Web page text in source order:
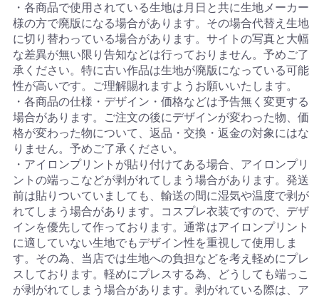
・各商品で使用されている生地は月日と共に生地メーカー
様の方で廃版になる場合があります。その場合代替え生地
に切り替わっている場合があります。サイトの写真と大幅
な差異が無い限り告知などは行っておりません。予めご了
承ください。特に古い作品は生地が廃版になっている可能
性が高いです。ご理解賜れますようお願いいたします。
・各商品の仕様・デザイン・価格などは予告無く変更する
場合があります。ご注文の後にデザインが変わった物、価
格が変わった物について、返品・交換・返金の対象にはな
りません。予めご了承ください。
・アイロンプリントが貼り付けてある場合、アイロンプリ
ントの端っこなどが剥がれてしまう場合があります。発送
前は貼りついていましても、輸送の間に湿気や温度で剥が
れてしまう場合があります。コスプレ衣装ですので、デザ
インを優先して作っております。通常はアイロンプリント
に適していない生地でもデザイン性を重視して使用しま
す。その為、当店では生地への負担などを考え軽めにプレ
スしております。軽めにプレスする為、どうしても端っこ
が剥がれてしまう場合があります。剥がれている際は、ア